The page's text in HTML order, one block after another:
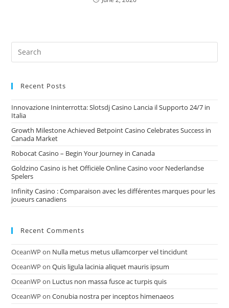
Recent Posts
Innovazione Ininterrotta: Slotsdj Casino Lancia il Supporto 24/7 in
Italia
Growth Milestone Achieved Betpoint Casino Celebrates Success in
Canada Market
Robocat Casino – Begin Your Journey in Canada
Goldzino Casino is het Officiële Online Casino voor Nederlandse
Spelers
Infinity Casino : Comparaison avec les différentes marques pour les
joueurs canadiens
Recent Comments
OceanWP on Nulla metus metus ullamcorper vel tincidunt
OceanWP onQuis ligula lacinia aliquet mauris ipsum
OceanWP on Luctus non massa fusce ac turpis quis
OceanWP onConubia nostra per inceptos himenaeos